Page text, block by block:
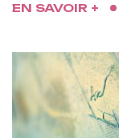
EN SAVOIR +